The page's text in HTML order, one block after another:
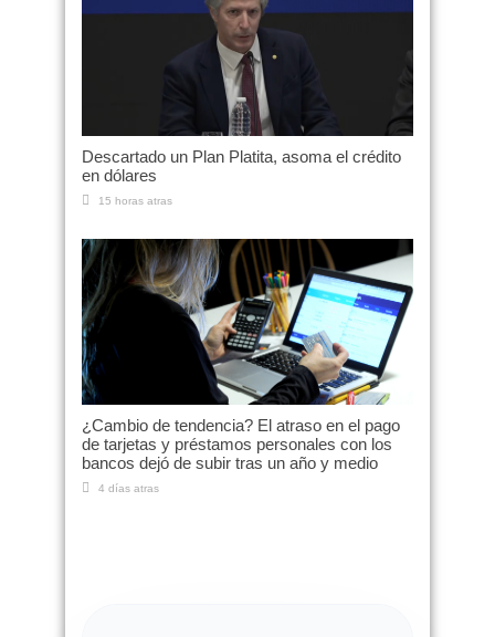
Descartado un Plan Platita, asoma el crédito
en dólares
15 horas atras
¿Cambio de tendencia? El atraso en el pago
de tarjetas y préstamos personales con los
bancos dejó de subir tras un año y medio
4 días atras